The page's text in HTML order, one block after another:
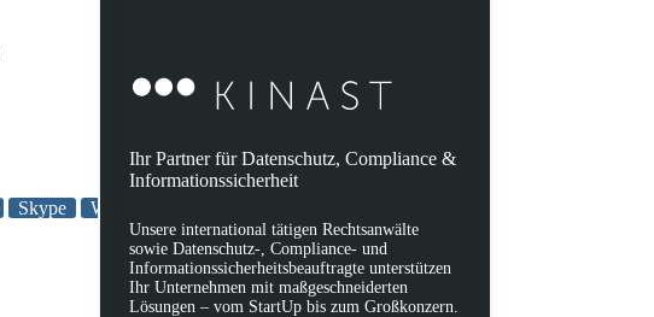
Skype WhatsApp
Ihr Partner für Datenschutz, Compliance &
Informationssicherheit
Unsere international tätigen Rechtsanwälte
sowie Datenschutz-, Compliance- und
Informationssicherheitsbeauftragte unterstützen
Ihr Unternehmen mit maßgeschneiderten
Lösungen – vom StartUp bis zum Großkonzern.